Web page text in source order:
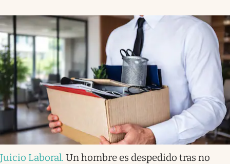
Juicio Laboral. Un hombre es despedido tras no